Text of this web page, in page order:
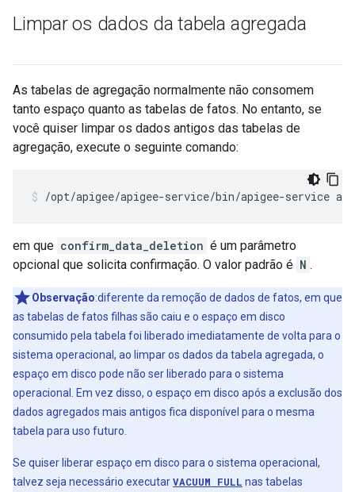
Limpar os dados da tabela agregada
As tabelas de agregação normalmente não consomem
tanto espaço quanto as tabelas de fatos. No entanto, se
você quiser limpar os dados antigos das tabelas de
agregação, execute o seguinte comando:
/opt/apigee/apigee-service/bin/apigee-service
em que confirm_data_deletion é um parâmetro
opcional que solicita confirmação. O valor padrão é N .
Observação:diferente da remoção de dados de fatos, em que
as tabelas de fatos filhas são caiu e o espaço em disco
consumido pela tabela foi liberado imediatamente de volta para o
sistema operacional, ao limpar os dados da tabela agregada, o
espaço em disco pode não ser liberado para o sistema
operacional. Em vez disso, o espaço em disco após a exclusão dos
dados agregados mais antigos fica disponível para o mesma
tabela para uso futuro.
Se quiser liberar espaço em disco para o sistema operacional,
talvez seja necessário executarVACUUM FULL nas tabelas